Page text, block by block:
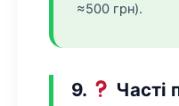
≈500 грн).
9.
Часті